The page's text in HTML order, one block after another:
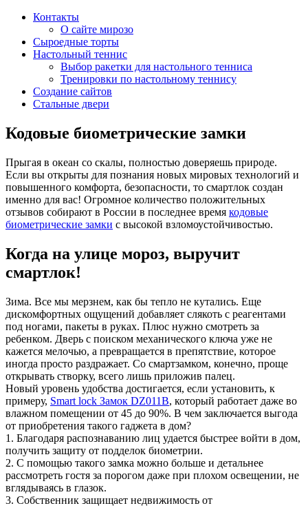
Контакты
О сайте мирозо
Сыроедные торты
Настольный теннис
Выбор ракетки для настольного тенниса
Тренировки по настольному теннису
Создание сайтов
Стальные двери
Кодовые биометрические замки
Прыгая в океан со скалы, полностью доверяешь природе.
Если вы открыты для познания новых мировых технологий и
повышенного комфорта, безопасности, то смартлок создан
именно для вас! Огромное количество положительных
отзывов собирают в России в последнее время кодовые
биометрические замки с высокой взломоустойчивостью.
Когда на улице мороз, выручит
смартлок!
Зима. Все мы мерзнем, как бы тепло не кутались. Еще
дискомфортных ощущений добавляет слякоть с реагентами
под ногами, пакеты в руках. Плюс нужно смотреть за
ребенком. Дверь с поиском механического ключа уже не
кажется мелочью, а превращается в препятствие, которое
иногда просто раздражает. Со смартзамком, конечно, проще
открывать створку, всего лишь приложив палец.
Новый уровень удобства достигается, если установить, к
примеру, Smart lock Замок DZ011B, который работает даже во
влажном помещении от 45 до 90%. В чем заключается выгода
от приобретения такого гаджета в дом?
1. Благодаря распознаванию лиц удается быстрее войти в дом,
получить защиту от подделок биометрии.
2. С помощью такого замка можно больше и детальнее
рассмотреть гостя за порогом даже при плохом освещении, не
вглядываясь в глазок.
3. Собственник защищает недвижимость от